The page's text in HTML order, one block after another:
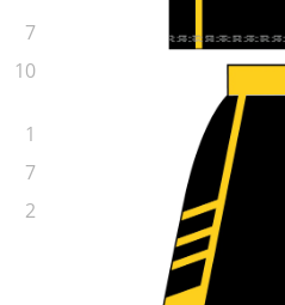
7
10
1
7
2